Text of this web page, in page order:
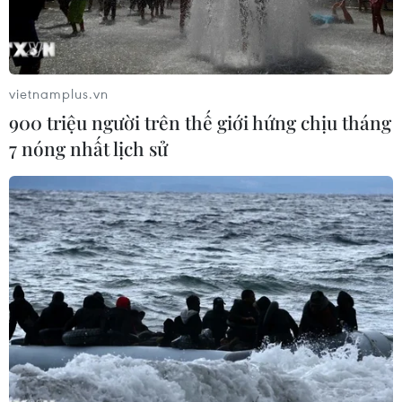
Sơ chế măng tươi tại công ty Cổ phần Kim Bôi. (Ảnh: Trọng
Đạt/TTXVN)
Phó Thủ tướng Chính phủ Lê Văn Thành vừa ký
Quyết định số 858/QĐ-TTg phê duyệt Chiến lược
phát triển cơ giới hóa nông nghiệp và chế biến
vietnamplus.vn
900 triệu người trên thế giới hứng chịu tháng
7 nóng nhất lịch sử